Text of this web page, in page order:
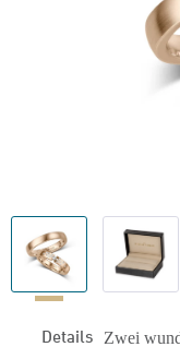
Details
Zwei